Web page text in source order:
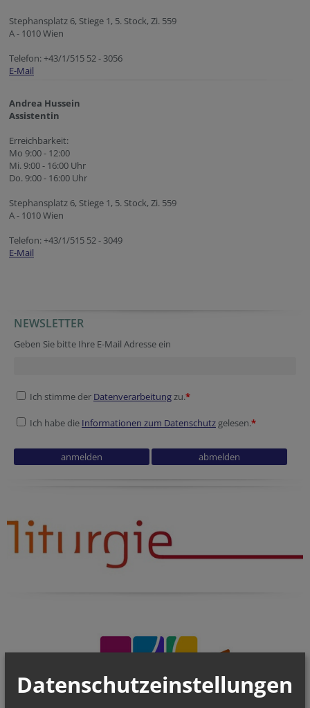
Stephansplatz 6, Stiege 1, 5. Stock, Zi. 559
A - 1010 Wien
Telefon: +43/1/515 52 - 3056
E-Mail
Andrea Hussein
Assistentin
Erreichbarkeit:
Mo 9:00 - 12:00
Mi. 9:00 - 16:00 Uhr
Do. 9:00 - 16:00 Uhr
Stephansplatz 6, Stiege 1, 5. Stock, Zi. 559
A - 1010 Wien
Telefon: +43/1/515 52 - 3049
E-Mail
Company website
Verification code
Homepage
Fax
Company website
Verification code
NEWSLETTER
Geben Sie bitte Ihre E-Mail Adresse ein
Ich stimme der Datenverarbeitung zu.*
Ich habe die Informationen zum Datenschutz gelesen.*
Datenschutzeinstellungen